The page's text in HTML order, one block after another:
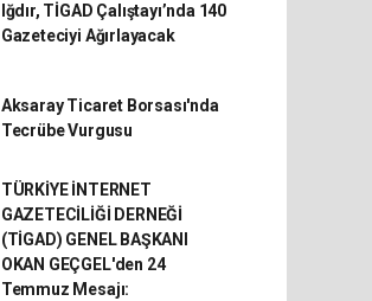
Iğdır, TİGAD Çalıştayı’nda 140
Gazeteciyi Ağırlayacak
Aksaray Ticaret Borsası'nda
Tecrübe Vurgusu
TÜRKİYE İNTERNET
GAZETECİLİĞİ DERNEĞİ
(TİGAD) GENEL BAŞKANI
OKAN GEÇGEL'den 24
Temmuz Mesajı: